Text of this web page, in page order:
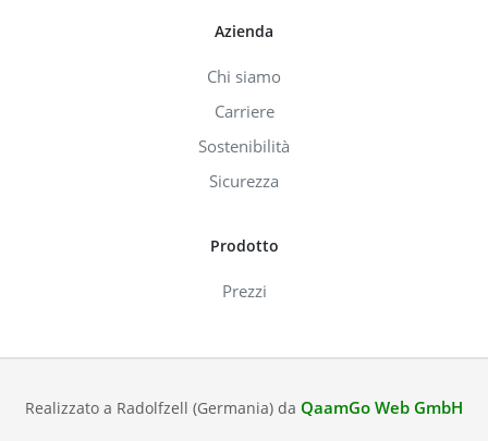
Azienda
Chi siamo
Carriere
Sostenibilità
Sicurezza
Prodotto
Prezzi
Realizzato a Radolfzell (Germania) da QaamGo Web GmbH